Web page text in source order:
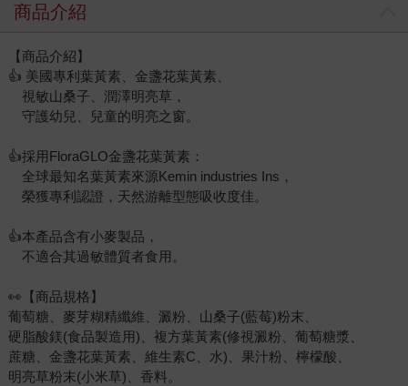
商品介紹
【商品介紹】
👍 美國專利葉黃素、金盞花葉黃素、
視敏山桑子、潤澤明亮草，
守護幼兒、兒童的明亮之窗。
👍採用FloraGLO金盞花葉黃素：
全球最知名葉黃素來源Kemin industries Ins，
榮獲專利認證，天然游離型態吸收度佳。
👍本產品含有小麥製品，
不適合其過敏體質者食用。
👀【商品規格】
葡萄糖、麥芽糊精纖維、澱粉、山桑子(藍莓)粉末、
硬脂酸鎂(食品製造用)、複方葉黃素(修視澱粉、葡萄糖漿、
蔗糖、金盞花葉黃素、維生素C、水)、果汁粉、檸檬酸、
明亮草粉末(小米草)、香料。